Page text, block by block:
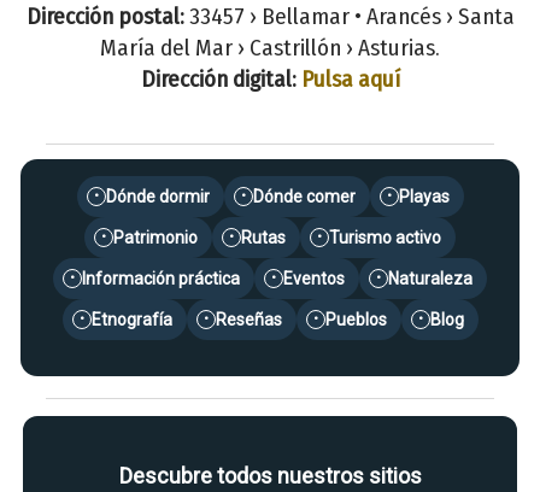
Dirección postal:33457 › Bellamar • Arancés › Santa
María del Mar › Castrillón › Asturias.
Dirección digital: Pulsa aquí
• Dónde dormir • Dónde comer • Playas
• Patrimonio • Rutas • Turismo activo
• Información práctica • Eventos • Naturaleza
• Etnografía • Reseñas • Pueblos • Blog
Descubre todos nuestros sitios